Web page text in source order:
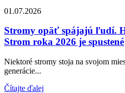
01.07.2026
Stromy opäť spájajú ľudí.
Strom roka 2026 je spustené
Niektoré stromy stoja na svojom
generácie...
Čítajte ďalej